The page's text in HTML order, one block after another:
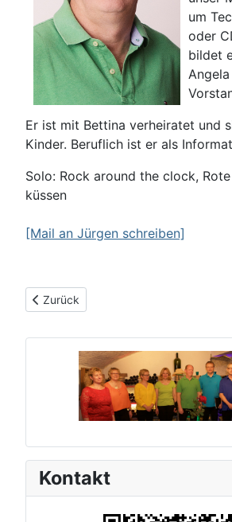
um
oder
bildet
Er ist mit Bettina verheiratet und
Kinder. Beruflich ist er als
Solo: Rock around the clock,
küssen
[Mail an Jürgen schreiben]
Vorheriger Beitrag: Karen
Zurück
Kontakt